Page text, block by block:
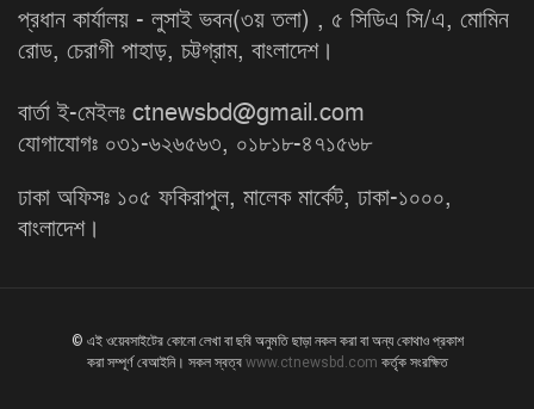
প্রধান কার্যালয় - লুসাই ভবন(৩য় তলা) , ৫ সিডিএ সি/এ, মোমিন
রোড, চেরাগী পাহাড়, চট্টগ্রাম, বাংলাদেশ।
বার্তা ই-মেইলঃ ctnewsbd@gmail.com
যোগাযোগঃ ০৩১-৬২৬৫৬৩, ০১৮১৮-৪৭১৫৬৮
ঢাকা অফিসঃ ১০৫ ফকিরাপুল, মালেক মার্কেট, ঢাকা-১০০০,
বাংলাদেশ।
© এই ওয়েবসাইটের কোনো লেখা বা ছবি অনুমতি ছাড়া নকল করা বা অন্য কোথাও প্রকাশ
করা সম্পূর্ণ বেআইনি। সকল স্বত্ব www.ctnewsbd.com কর্তৃক সংরক্ষিত